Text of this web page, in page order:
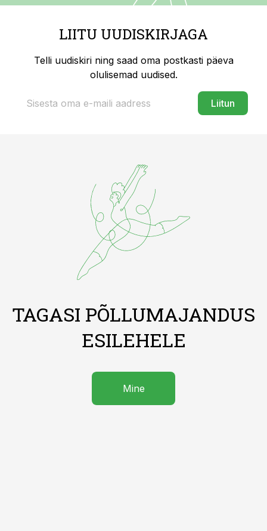
LIITU UUDISKIRJAGA
Telli uudiskiri ning saad oma postkasti päeva
olulisemad uudised.
Liitun
TAGASI PÕLLUMAJANDUS
ESILEHELE
Mine